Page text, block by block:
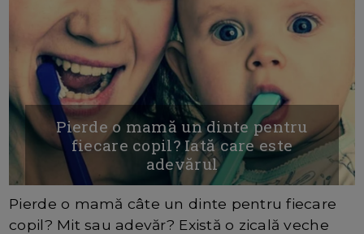
Pierde o mamă un dinte pentru
fiecare copil? Iată care este
adevărul
Pierde o mamă câte un dinte pentru fiecare
copil? Mit sau adevăr? Există o zicală veche